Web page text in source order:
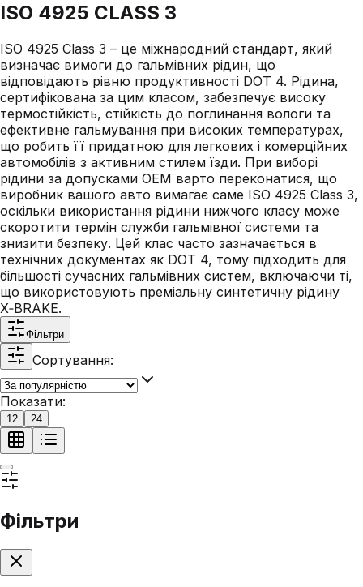
ISO 4925 CLASS 3
ISO 4925 Class 3 – це міжнародний стандарт, який
визначає вимоги до гальмівних рідин, що
відповідають рівню продуктивності DOT 4. Рідина,
сертифікована за цим класом, забезпечує високу
термостійкість, стійкість до поглинання вологи та
ефективне гальмування при високих температурах,
що робить її придатною для легкових і комерційних
автомобілів з активним стилем їзди. При виборі
рідини за допусками OEM варто переконатися, що
виробник вашого авто вимагає саме ISO 4925 Class 3,
оскільки використання рідини нижчого класу може
скоротити термін служби гальмівної системи та
знизити безпеку. Цей клас часто зазначається в
технічних документах як DOT 4, тому підходить для
більшості сучасних гальмівних систем, включаючи ті,
що використовують преміальну синтетичну рідину
X‑BRAKE.
Фільтри
Сортування:
Показати:
12 24
Фільтри